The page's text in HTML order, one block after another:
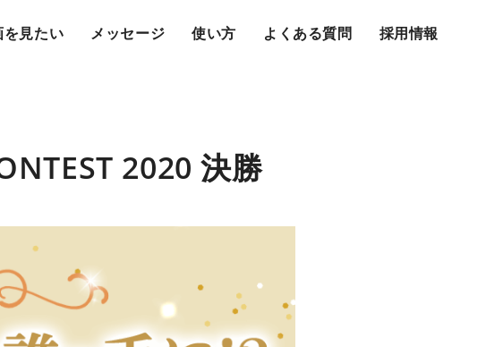
を見たい メッセージ 使い方 よくある質問 採用情報
2020 決勝